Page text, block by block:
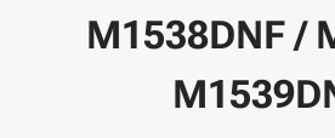
M1538DNF /